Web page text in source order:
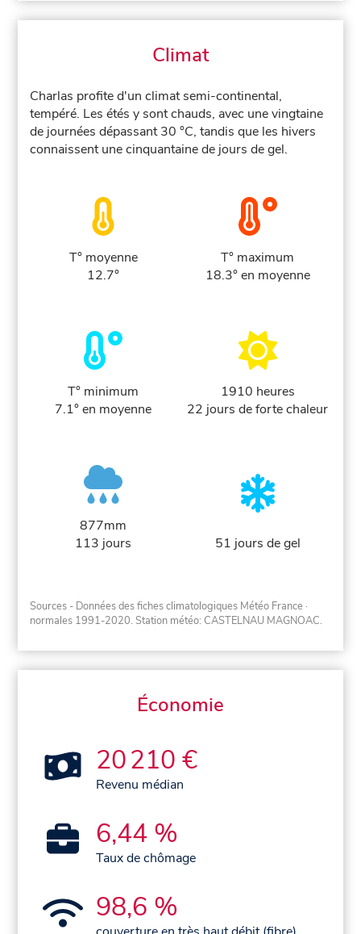
Climat
Charlas profite d'un climat semi-continental,
tempéré. Les étés y sont chauds, avec une vingtaine
de journées dépassant 30 °C, tandis que les hivers
connaissent une cinquantaine de jours de gel.
T° moyenne
12.7°
T° maximum
18.3° en moyenne
T° minimum
7.1° en moyenne
1910 heures
22 jours de forte chaleur
877mm
113 jours
51 jours de gel
Sources - Données des fiches climatologiques Météo France ·
normales 1991-2020. Station météo: CASTELNAU MAGNOAC.
Économie
20 210 €
Revenu médian
6,44 %
Taux de chômage
98,6 %